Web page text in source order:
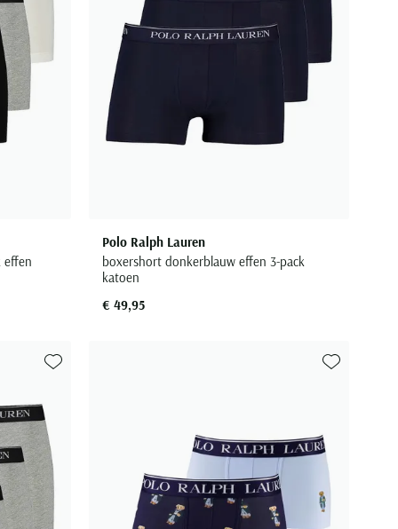
effen
Polo Ralph Lauren
boxershort donkerblauw effen 3-pack
katoen
€ 49,95